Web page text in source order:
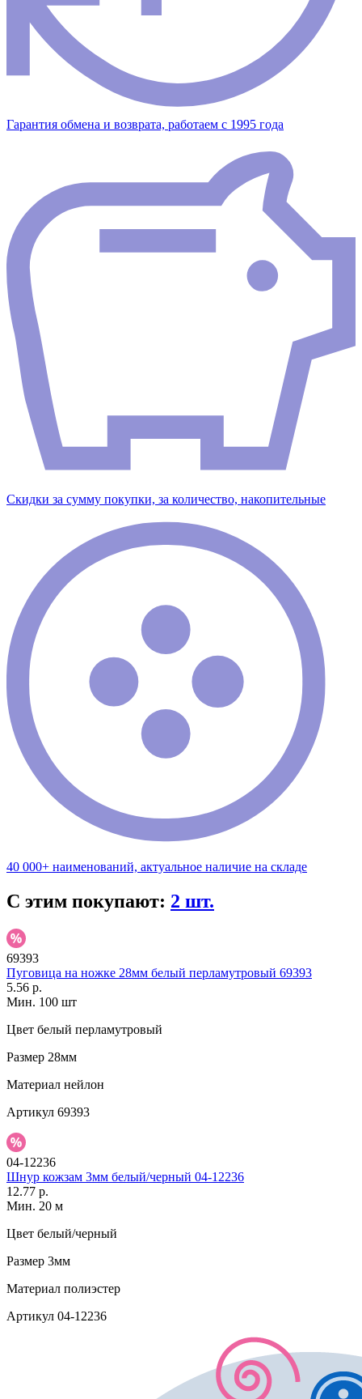
Гарантия обмена и возврата, работаем с 1995 года
Скидки за сумму покупки, за количество, накопительные
40 000+ наименований, актуальное наличие на складе
С этим покупают: 2 шт.
69393
Пуговица на ножке 28мм белый перламутровый 69393
5.56 р.
Мин. 100 шт
Цвет белый перламутровый
Размер 28мм
Материал нейлон
Артикул 69393
04-12236
Шнур кожзам 3мм белый/черный 04-12236
12.77 р.
Мин. 20 м
Цвет белый/черный
Размер 3мм
Материал полиэстер
Артикул 04-12236